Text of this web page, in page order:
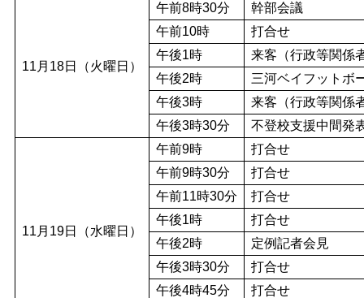
11月18日（火曜日）
午前8時30分
幹部会議
午前10時
打合せ
午後1時
来客（行政等関係
午後2時
三河ベイフットボ
午後3時
来客（行政等関係
午後3時30分
不登校支援中間発
11月19日（水曜日）
午前9時
打合せ
午前9時30分
打合せ
午前11時30分
打合せ
午後1時
打合せ
午後2時
定例記者会見
午後3時30分
打合せ
午後4時45分
打合せ